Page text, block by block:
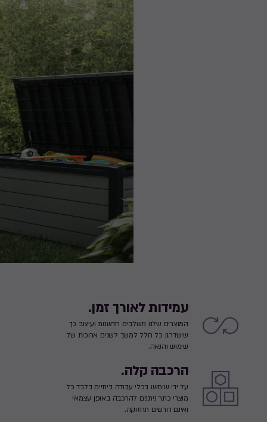
עמידות לאורך זמן.
המוצרים שלנו משלבים חדשנות ועיצוב כך
שישדרגו כל חלל למשך לשנים ארוכות של
שימוש והנאה.
הרכבה קלה.
על ידי שימוש בכלי עבודה ביתיים בלבד כל
מוצרי כתר ניתנים להרכבה באופן עצמאי
ואינם דורשים תחזוקה.